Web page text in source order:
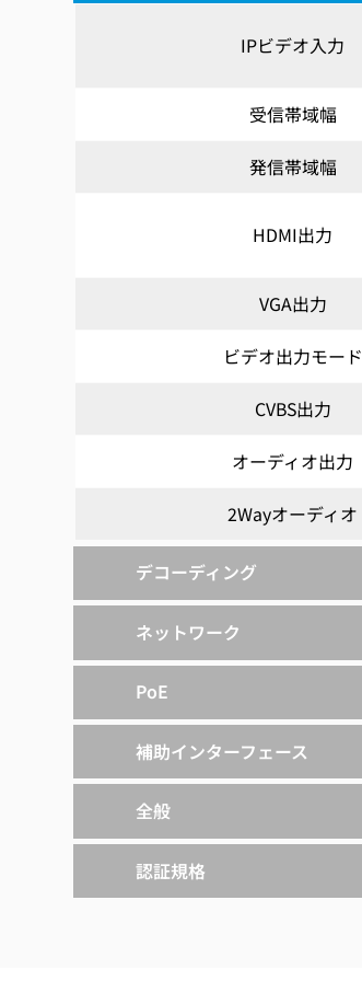
IPビデオ入力
受信帯域幅
発信帯域幅
HDMI出力
VGA出力
ビデオ出力モード
CVBS出力
オーディオ出力
2Wayオーディオ
デコーディング
ネットワーク
PoE
補助インターフェース
全般
認証規格